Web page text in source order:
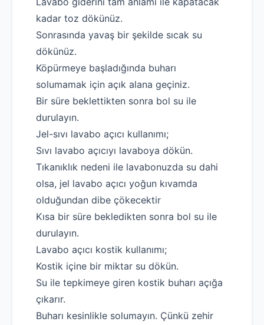
Robotla Tıkanıklık Açma
Su Kaçağı Tespiti
Profesyonel Petek Temizliği
Hakkımızda
İletişim
kadar toz dökünüz.
Sonrasında yavaş bir şekilde sıcak su
dökünüz.
Köpürmeye başladığında buharı
solumamak için açık alana geçiniz.
Bir süre beklettikten sonra bol su ile
durulayın.
Jel-sıvı lavabo açıcı kullanımı;
Sıvı lavabo açıcıyı lavaboya dökün.
Tıkanıklık nedeni ile lavabonuzda su dahi
olsa, jel lavabo açıcı yoğun kıvamda
olduğundan dibe çökecektir
Kısa bir süre bekledikten sonra bol su ile
durulayın.
Lavabo açıcı kostik kullanımı;
Kostik içine bir miktar su dökün.
Su ile tepkimeye giren kostik buharı açığa
çıkarır.
Buharı kesinlikle solumayın. Çünkü zehir